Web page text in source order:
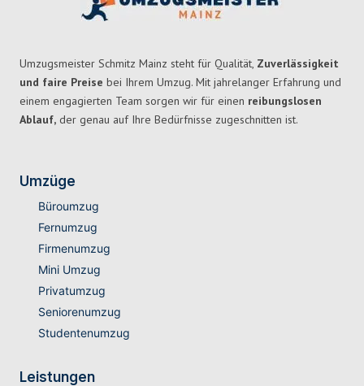
Umzugsmeister Schmitz Mainz steht für Qualität, Zuverlässigkeit
und faire Preise bei Ihrem Umzug. Mit jahrelanger Erfahrung und
einem engagierten Team sorgen wir für einen reibungslosen
Ablauf, der genau auf Ihre Bedürfnisse zugeschnitten ist.
Umzüge
Büroumzug
Fernumzug
Firmenumzug
Mini Umzug
Privatumzug
Seniorenumzug
Studentenumzug
Leistungen